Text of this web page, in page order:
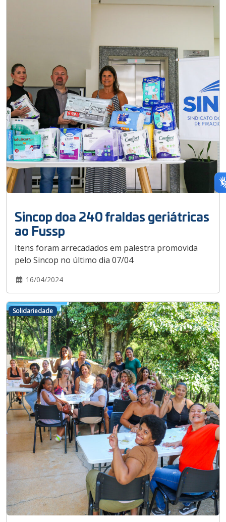
Sincop doa 240 fraldas geriátricas
ao Fussp
Itens foram arrecadados em palestra promovida
pelo Sincop no último dia 07/04
16/04/2024
Solidariedade